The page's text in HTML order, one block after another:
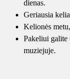
dienas.
Geriausia
Kelionės
Pakeliui
muziejuje.